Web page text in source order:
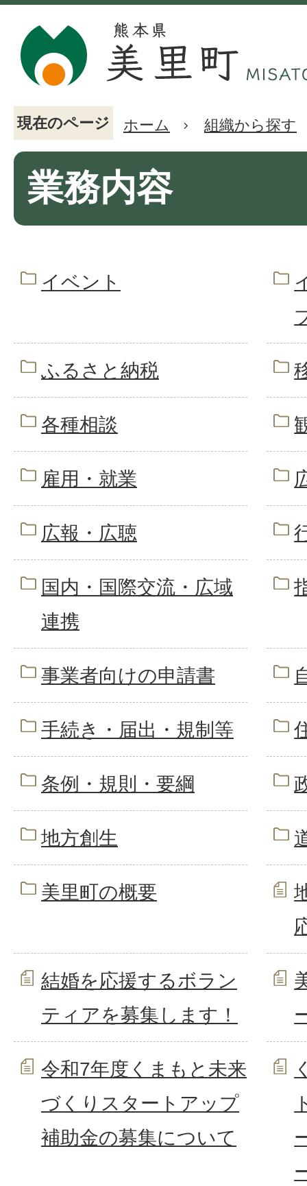
現在のページ ホーム 組織から探す
業務内容
イベント
ふるさと納税
各種相談
雇用・就業
広報・広聴
国内・国際交流・広域
連携
事業者向けの申請書
手続き・届出・規制等
条例・規則・要綱
地方創生
美里町の概要
結婚を応援するボラン
ティアを募集します！
令和7年度くまもと未来
づくりスタートアップ
補助金の募集について